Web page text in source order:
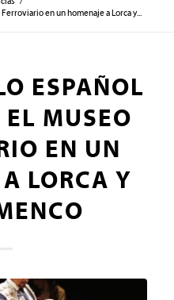
en un homenaje a Lorca y...
ESPAÑOL
MUSEO
EN UN
LORCA Y